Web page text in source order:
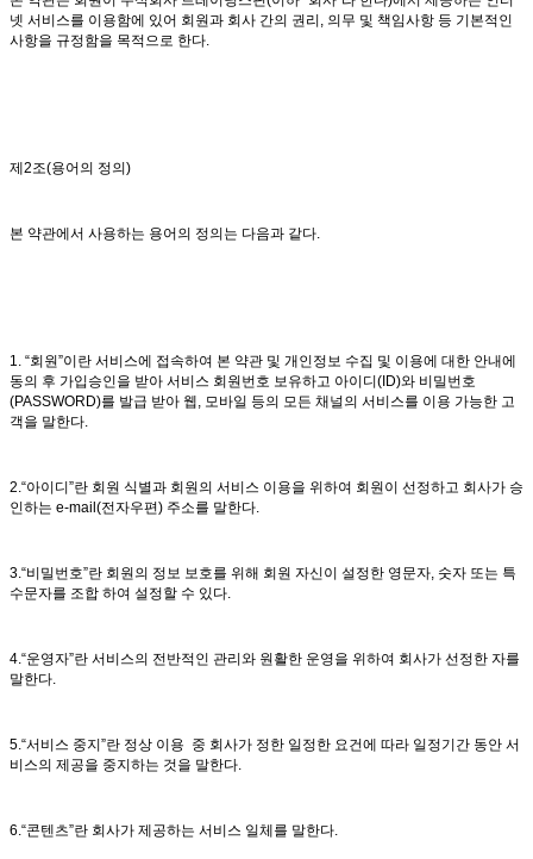
넷 서비스를 이용함에 있어 회원과 회사 간의 권리, 의무 및 책임사항 등 기본적인
사항을 규정함을 목적으로 한다.
제2조(용어의 정의)
본 약관에서 사용하는 용어의 정의는 다음과 같다.
1. “회원”이란 서비스에 접속하여 본 약관 및 개인정보 수집 및 이용에 대한 안내에
동의 후 가입승인을 받아 서비스 회원번호 보유하고 아이디(ID)와 비밀번호
(PASSWORD)를 발급 받아 웹, 모바일 등의 모든 채널의 서비스를 이용 가능한 고
객을 말한다.
2.“아이디”란 회원 식별과 회원의 서비스 이용을 위하여 회원이 선정하고 회사가 승
인하는 e-mail(전자우편) 주소를 말한다.
3.“비밀번호”란 회원의 정보 보호를 위해 회원 자신이 설정한 영문자, 숫자 또는 특
수문자를 조합 하여 설정할 수 있다.
4.“운영자”란 서비스의 전반적인 관리와 원활한 운영을 위하여 회사가 선정한 자를
말한다.
5.“서비스 중지”란 정상 이용 중 회사가 정한 일정한 요건에 따라 일정기간 동안 서
비스의 제공을 중지하는 것을 말한다.
6.“콘텐츠”란 회사가 제공하는 서비스 일체를 말한다.